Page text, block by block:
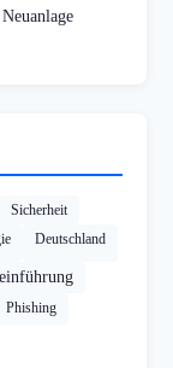
Sicherheit
Deutschland
Phishing